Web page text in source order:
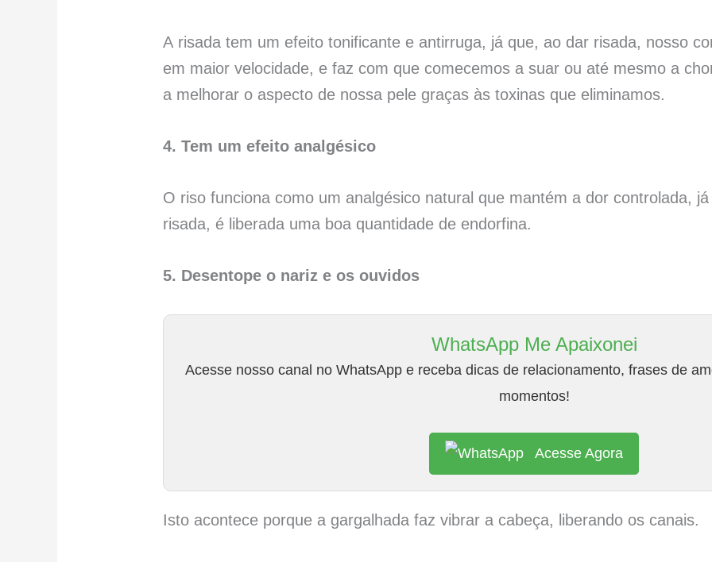
A risada tem um efeito tonificante e antirruga, já que, ao dar risada, nosso
em maior velocidade, e faz com que comecemos a suar ou até mesmo a
a melhorar o aspecto de nossa pele graças às toxinas que eliminamos.
4. Tem um efeito analgésico
O riso funciona como um analgésico natural que mantém a dor controlada,
risada, é liberada uma boa quantidade de endorfina.
5. Desentope o nariz e os ouvidos
WhatsApp Me Apaixonei
Acesse nosso canal no WhatsApp e receba dicas de relacionamento, frases de
momentos!
Acesse Agora
Isto acontece porque a gargalhada faz vibrar a cabeça, liberando os canais.